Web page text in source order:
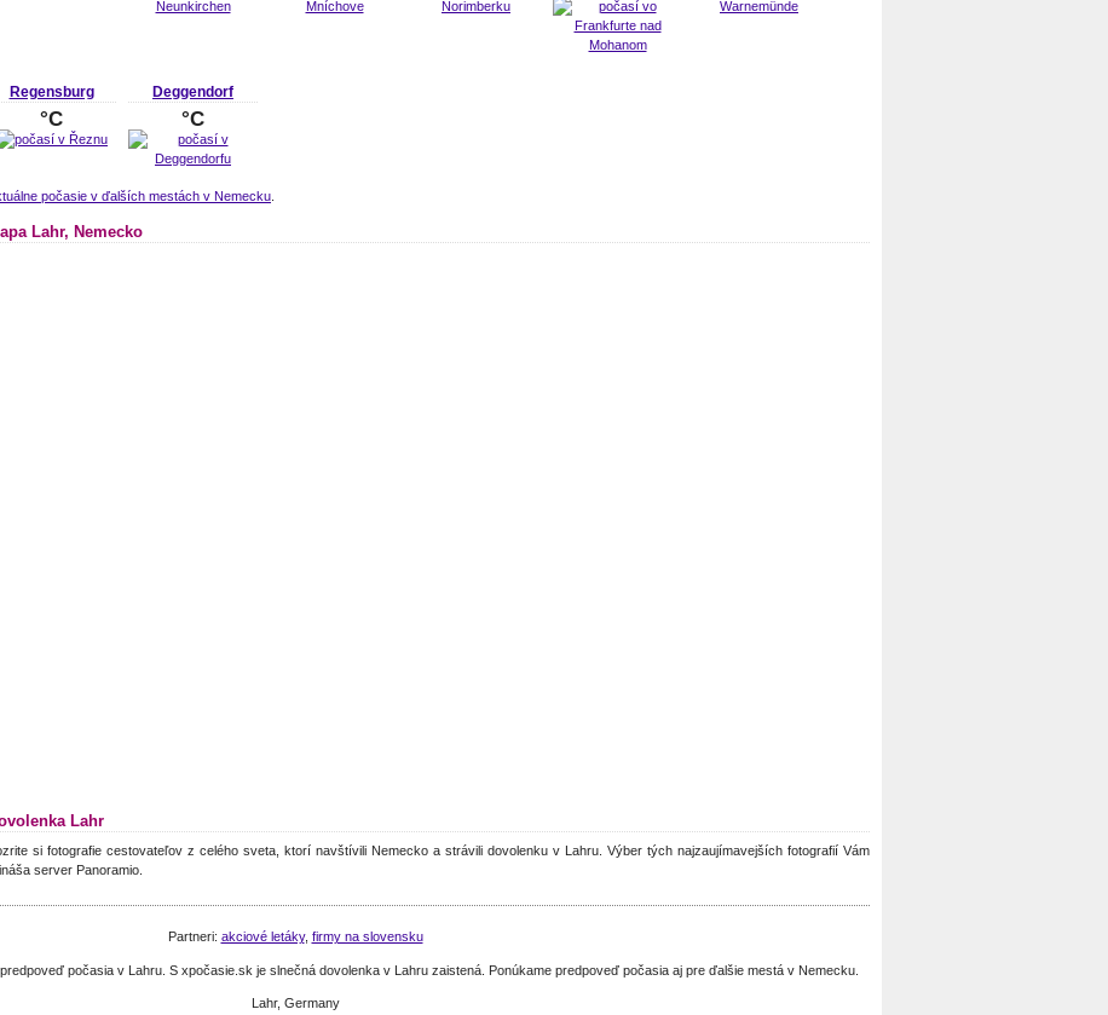
Regensburg
°C
Deggendorf
°C
počasie v ďalších mestách v Nemecku
Lahr, Nemecko
Lahr
si fotografie cestovateľov z celého sveta, ktorí navštívili Nemecko a strávili dovolenku v Lahru. Výber tých najzaujímavejších fotografií Vám
server Panoramio.
Partneri: akciové letáky, firmy na slovensku
počasia v Lahru. S xpočasie.sk je slnečná dovolenka v Lahru zaistená. Ponúkame predpoveď počasia aj pre ďalšie mestá v Nemecku.
Lahr, Germany